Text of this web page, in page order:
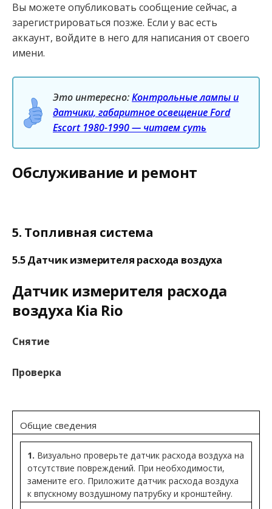
Вы можете опубликовать сообщение сейчас, а
зарегистрироваться позже. Если у вас есть
аккаунт, войдите в него для написания от своего
имени.
Это интересно:Контрольные лампы и
датчики, габаритное освещение Ford
Escort 1980-1990 — читаем суть
Обслуживание и ремонт
5. Топливная система
5.5 Датчик измерителя расхода воздуха
Датчик измерителя расхода
воздуха Kia Rio
Снятие
Проверка
Общие сведения
1. Визуально проверьте датчик расхода воздуха на
отсутствие повреждений. При необходимости,
замените его. Приложите датчик расхода воздуха
к впускному воздушному патрубку и кронштейну.